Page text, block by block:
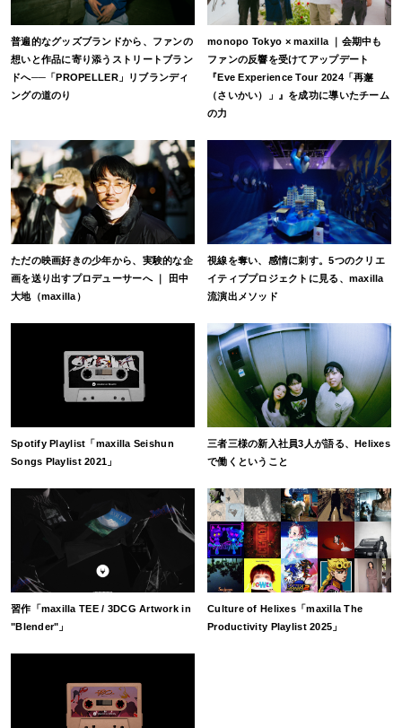
普遍的なグッズブランドから、ファンの
想いと作品に寄り添うストリートブラン
ドへ──「PROPELLER」リブランディ
ングの道のり
monopo Tokyo × maxilla ｜会期中も
ファンの反響を受けてアップデート
『Eve Experience Tour 2024「再邂
（さいかい）」』を成功に導いたチーム
の力
ただの映画好きの少年から、実験的な企
画を送り出すプロデューサーへ ｜ 田中
大地（maxilla）
視線を奪い、感情に刺す。5つのクリエ
イティブプロジェクトに見る、maxilla
流演出メソッド
Spotify Playlist「maxilla Seishun
Songs Playlist 2021」
三者三様の新入社員3人が語る、Helixes
で働くということ
習作「maxilla TEE / 3DCG Artwork in
"Blender"」
Culture of Helixes「maxilla The
Productivity Playlist 2025」